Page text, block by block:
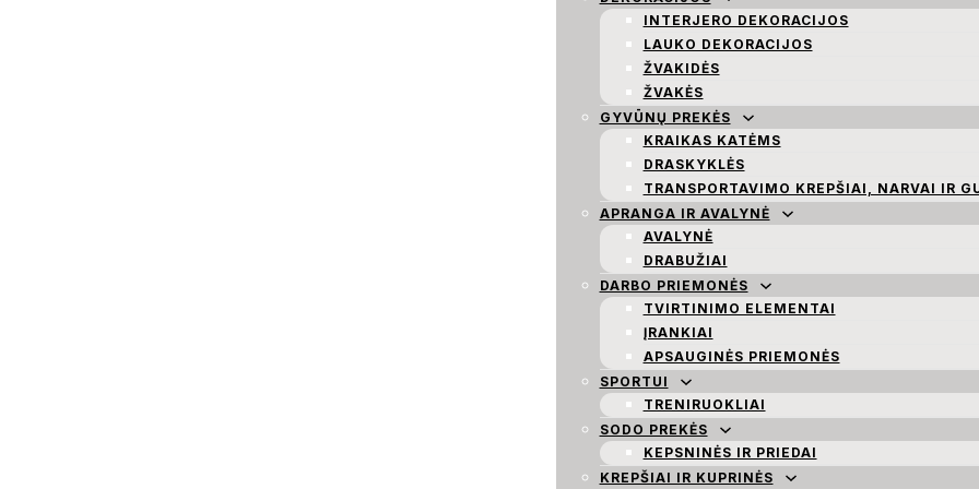
INTERJERO DEKORACIJOS
LAUKO DEKORACIJOS
ŽVAKIDĖS
ŽVAKĖS
GYVŪNŲ PREKĖS
KRAIKAS KATĖMS
DRASKYKLĖS
TRANSPORTAVIMO KREPŠIAI, NARVAI IR
APRANGA IR AVALYNĖ
AVALYNĖ
DRABUŽIAI
DARBO PRIEMONĖS
TVIRTINIMO ELEMENTAI
ĮRANKIAI
APSAUGINĖS PRIEMONĖS
SPORTUI
TRENIRUOKLIAI
SODO PREKĖS
KEPSNINĖS IR PRIEDAI
KREPŠIAI IR KUPRINĖS